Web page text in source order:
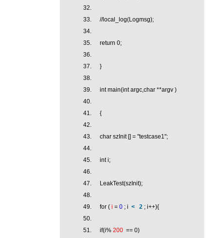
//local_log(Logmsg);
return 0;
}
int main(int argc,char **argv )
{
char szInit [] = "testcase1";
int i;
LeakTest(szInit);
for ( i = 0 ; i < 2 ; i++){
if(i% 200 == 0)